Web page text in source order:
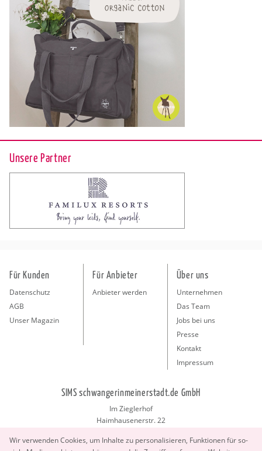
Unsere Partner
Wir ver­wen­den Coo­kies, um In­hal­te zu per­so­na­li­sie­ren, Funk­tio­nen für so­
Für Kunden
Datenschutz
AGB
Unser Magazin
Für Anbieter
Anbieter werden
Über uns
Unternehmen
Das Team
Jobs bei uns
Presse
Kontakt
Impressum
SIMS schwangerinmeinerstadt.de GmbH
Im Zieglerhof
Haimhausenerstr. 22
info@schwangerinmeinerstadt.de